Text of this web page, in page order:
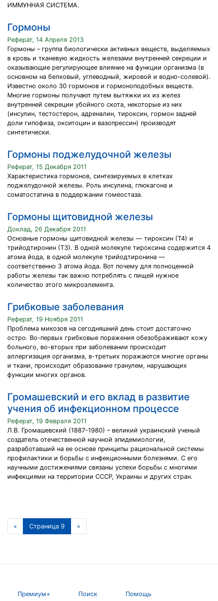
ИММУННАЯ СИСТЕМА.
Гормоны
Реферат, 14 Апреля 2013
Гормоны – группа биологически активных веществ, выделяемых
в кровь и тканевую жидкость железами внутренней секреции и
оказывающие регулирующее влияние на функции организма (в
основном на белковый, углеводный, жировой и водно-солевой).
Известно около 30 гормонов и гормоноподобных веществ.
Многие гормоны получают путем вытяжки их из желез
внутренней секреции убойного скота, некоторые из них
(инсулин, тестостерон, адреналин, тироксин, гормон задней
доли гипофиза, окситоцин и вазопрессин) производят
синтетически.
Гормоны поджелудочной железы
Реферат, 15 Декабря 2011
Характеристика гормонов, синтезируемых в клетках
поджелудочной железы. Роль инсулина, глюкагона и
соматостатина в поддержании гомеостаза.
Гормоны щитовидной железы
Доклад, 26 Декабря 2011
Основные гормоны щитовидной железы — тироксин (Т4) и
трийодтиронин (Т3). В одной молекуле тироксина содержится 4
атома йода, в одной молекуле трийодтиронина —
соответственно 3 атома йода. Вот почему для полноценной
работы железы так важно потреблять с пищей нужное
количество этого микроэлемента.
Грибковые заболевания
Реферат, 19 Ноября 2011
Проблема микозов на сегодняшний день стоит достаточно
остро. Во-первых грибковые поражения обезображивают кожу
больного, во-вторых при заболевании происходит
аллергизация организма, в-третьих поражаются многие органы
и ткани, происходит образование гранулем, нарушающих
функции многих органов.
Громашевский и его вклад в развитие
учения об инфекционном процессе
Реферат, 19 Февраля 2011
Л.В. Громашевский (1887-1980) – великий украинский ученый
создатель отечественной научной эпидемиологии,
разработавший на ее основе принципы рациональной системы
профилактики и борьбы с инфекционными болезнями. С его
научными достижениями связаны успехи борьбы с многими
инфекциями на территории СССР, Украины и других стран.
« Страница 9 »
Премиум+ Поиск Помощь